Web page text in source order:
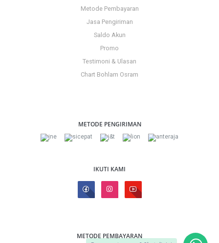
Metode Pembayaran
Jasa Pengiriman
Saldo Akun
Promo
Testimoni & Ulasan
Chart Bohlam Osram
METODE PENGIRIMAN
IKUTI KAMI
METODE PEMBAYARAN